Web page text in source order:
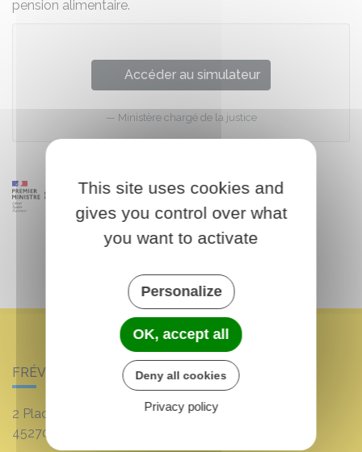
pension alimentaire.
Accéder au simulateur
Ministère chargé de la justice
FRÉVILLE-DU-GÂTINAIS
2 Place Louis Croum
45270
This site uses cookies and
gives you control over what
you want to activate
Personalize
OK, accept all
Deny all cookies
Privacy policy